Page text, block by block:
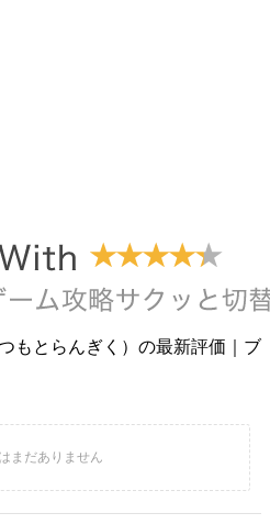
もとらんぎく）の最新評価｜ブ